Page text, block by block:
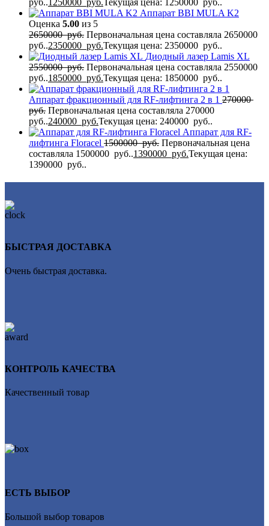
руб.. 1250000 руб. Текущая цена: 1250000 руб..
Аппарат BBI MULA K2
Оценка 5.00 из 5
2650000руб. Первоначальная цена составляла 2650000
руб..2350000 руб.Текущая цена: 2350000 руб..
Диодный лазер Lamis XL
2550000руб. Первоначальная цена составляла 2550000
руб..1850000 руб.Текущая цена: 1850000 руб..
Аппарат фракционный для RF-лифтинга 2 в 1 270000
руб. Первоначальная цена составляла 270000
руб..240000 руб.Текущая цена: 240000 руб..
Аппарат для RF-
лифтинга Flоrасеl 1500000руб. Первоначальная цена
составляла 1500000 руб..1390000 руб.Текущая цена:
1390000 руб..
БЫСТРАЯ ДОСТАВКА
Очень быстрая доставка.
КОНТРОЛЬ КАЧЕСТВА
Качественный товар
ЕСТЬ ВЫБОР
Большой выбор товаров